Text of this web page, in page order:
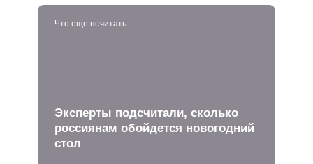
Что еще почитать
Эксперты подсчитали, сколько
россиянам обойдется новогодний
стол